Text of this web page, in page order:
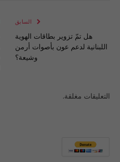
السابق
هل تمّ تزوير بطاقات الهوية
اللبنانية لدعم عون بأصوات أرمن
وشيعة؟
التعليقات مغلقة.